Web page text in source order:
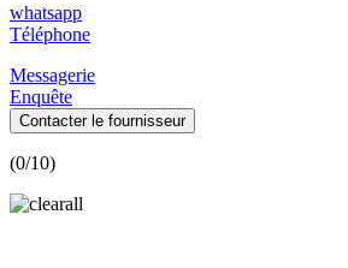
whatsapp
Téléphone
Messagerie
Enquête
Contacter le fournisseur
(0/10)